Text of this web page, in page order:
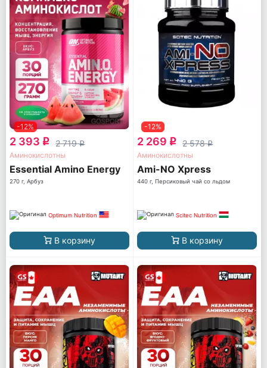
-12%
2 393 q 2 719q
Аминокислотны
Essential Amino Energy
270 г, Арбуз
Optimum Nutrition
В корзину
-12%
2 269 q 2 578q
Аминокислотны
Ami-NO Xpress
440 г, Персиковый чай со льдом
Scitec Nutrition
В корзину